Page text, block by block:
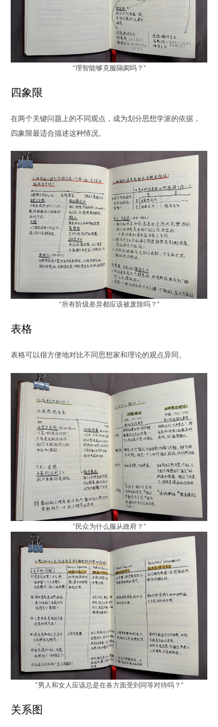
“理智能够克服隔阂吗？”
四象限
在两个关键问题上的不同观点，成为划分思想学派的依据，
四象限最适合描述这种情况。
“所有阶级差异都应该被废除吗？”
表格
表格可以很方便地对比不同思想家和理论的观点异同。
“民众为什么服从政府？”
“男人和女人应该总是在各方面受到同等对待吗？”
关系图